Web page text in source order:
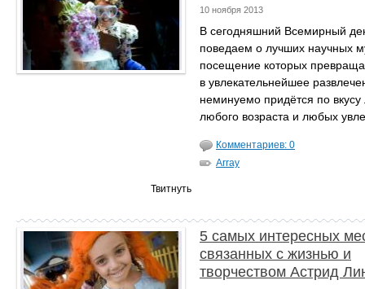
10 ноября 2013
В сегодняшний Всемирный
поведаем о лучших научных
посещение которых
в увлекательнейшее
неминуемо придётся по
любого возраста и любых
Комментариев: 0
Array
Твитнуть
5 самых интересных
связанных с жизнью и
творчеством Астрид